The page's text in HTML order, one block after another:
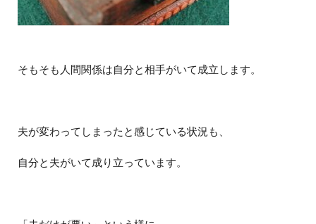
そもそも人間関係は自分と相手がいて成立します。
夫が変わってしまったと感じている状況も、
自分と夫がいて成り立っています。